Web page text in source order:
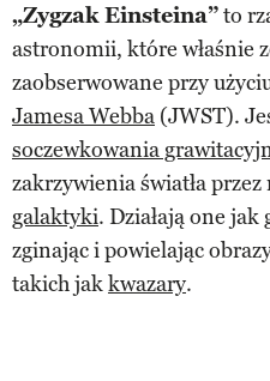
„Zygzak Einsteina”to
astronomii, które właśnie
zaobserwowane przy
Jamesa Webba (JWST).
soczewkowania
zakrzywienia światła
galaktyki. Działają one
zginając i powielając
takich jakkwazary.